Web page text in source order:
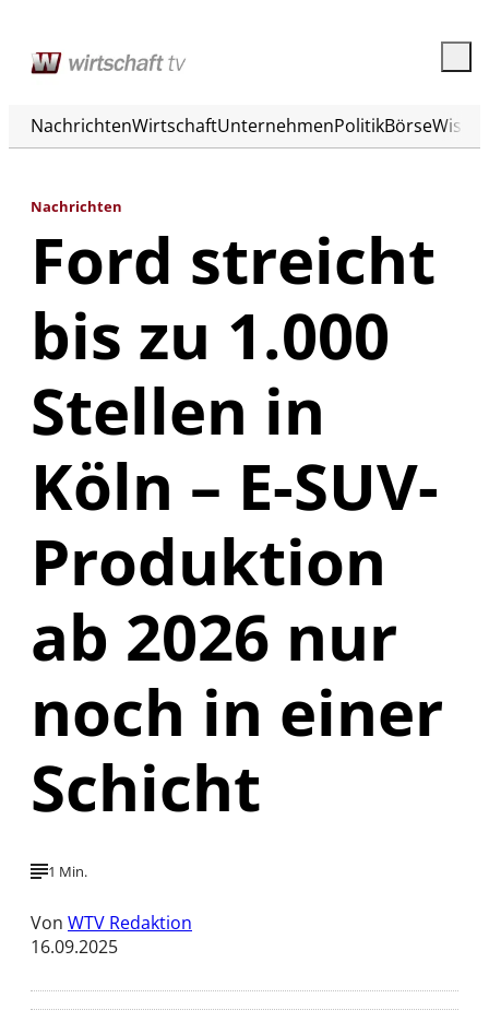
NachrichtenWirtschaftUnternehmenPolitikBörse
Nachrichten
Ford streicht
bis zu 1.000
Stellen in
Köln – E-SUV-
Produktion
ab 2026 nur
noch in einer
Schicht
1 Min.
Von WTV Redaktion
16.09.2025